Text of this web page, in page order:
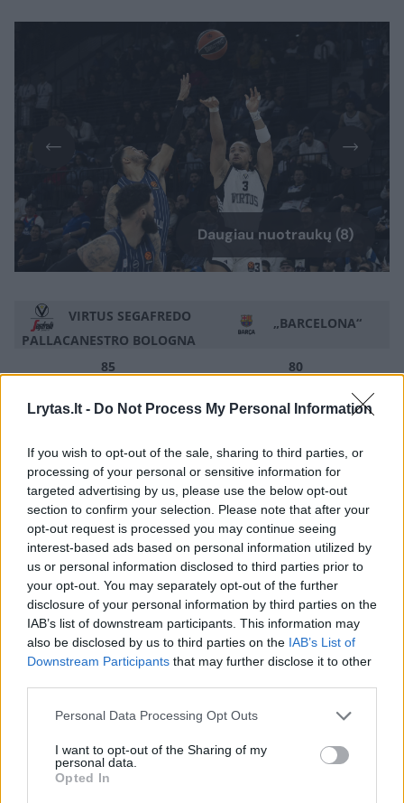
Lrytas.lt - Do Not Process My Personal Information
If you wish to opt-out of the sale, sharing to third parties, or
processing of your personal or sensitive information for
targeted advertising by us, please use the below opt-out
section to confirm your selection. Please note that after your
opt-out request is processed you may continue seeing
interest-based ads based on personal information utilized by
us or personal information disclosed to third parties prior to
your opt-out. You may separately opt-out of the further
disclosure of your personal information by third parties on the
IAB’s list of downstream participants. This information may
also be disclosed by us to third parties on the IAB’s List of
Downstream Participants that may further disclose it to other
Personal Data Processing Opt Outs
I want to opt-out of the Sharing of my
personal data.
Opted In
Daugiau nuotraukų (8)
VIRTUS SEGAFREDO
PALLACANESTRO BOLOGNA
„BARCELONA“
85 80
I II III
IV
I II III
IV
„Virtus“ tik mačo pradžioje atsiliko, o po to
išsiveržė į priekį ir vienu metu pirmavo jau net
68:54. „barcelona“ mačo pabaigoje paisvijo
italus 78:79.
Bet sėkmingai sužaidę paskutinę minutę
„Virtus“ laimėjo.
19 taškų pelnęs ir 21 naudingumo balą rinkęs
buvęs žalgirietis Alenas Smailagičius
pagerino sezono rekordus.